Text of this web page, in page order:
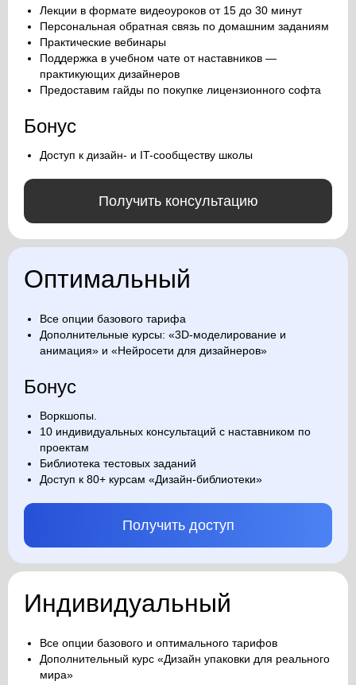
Лекции в формате видеоуроков от 15 до 30 минут
Персональная обратная связь по домашним заданиям
Практические вебинары
Поддержка в учебном чате от наставников —
практикующих дизайнеров
Предоставим гайды по покупке лицензионного софта
Бонус
Доступ к дизайн- и IT-сообществу школы
Получить консультацию
Оптимальный
Все опции базового тарифа
Дополнительные курсы: «3D-моделирование и
анимация» и «Нейросети для дизайнеров»
Бонус
Воркшопы.
10 индивидуальных консультаций с наставником по
проектам
Библиотека тестовых заданий
Доступ к 80+ курсам «Дизайн-библиотеки»
Получить доступ
Индивидуальный
Все опции базового и оптимального тарифов
Дополнительный курс «Дизайн упаковки для реального
мира»